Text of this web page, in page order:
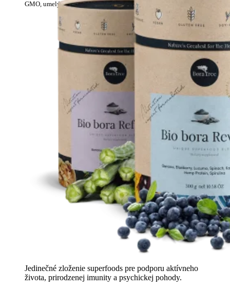
GMO, umelých sladidiel, umelých príchutí a konzervantov
Jedinečné zloženie superfoods pre podporu aktívneho
života, prirodzenej imunity a psychickej pohody.